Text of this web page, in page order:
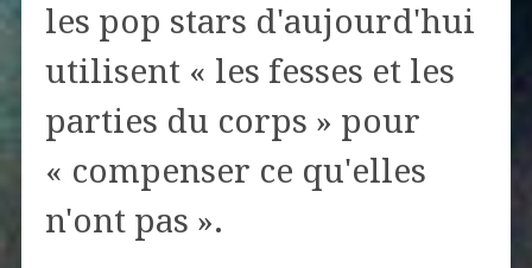
les pop stars d'aujourd'hui
utilisent « les fesses et les
parties du corps » pour
« compenser ce qu'elles
n'ont pas ».